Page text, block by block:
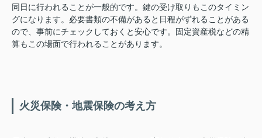
同日に行われることが一般的です。鍵の受け取りもこのタイミン
グになります。必要書類の不備があると日程がずれることがある
ので、事前にチェックしておくと安心です。固定資産税などの精
算もこの場面で行われることがあります。
火災保険・地震保険の考え方